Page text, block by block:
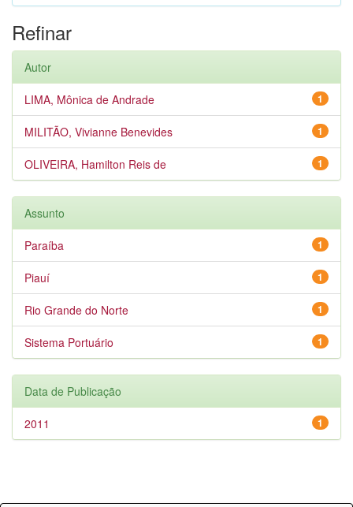
Refinar
Autor
1
LIMA, Mônica de Andrade
1
MILITÃO, Vivianne Benevides
1
OLIVEIRA, Hamilton Reis de
Assunto
1
Paraíba
1
Piauí
1
Rio Grande do Norte
1
Sistema Portuário
Data de Publicação
1
2011